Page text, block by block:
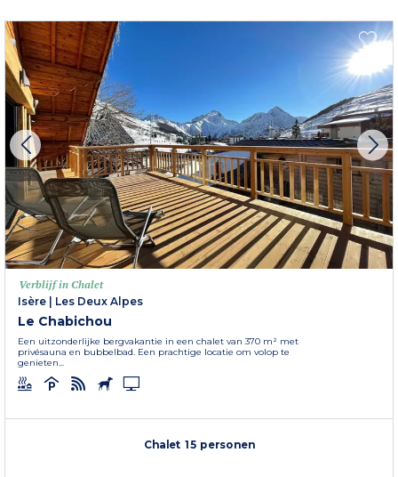
Verblijf in Chalet
Isère
Les Deux Alpes
Le Chabichou
Een uitzonderlijke bergvakantie in een chalet van 370 m² met
privésauna en bubbelbad. Een prachtige locatie om volop te
genieten...
Chalet 15 personen